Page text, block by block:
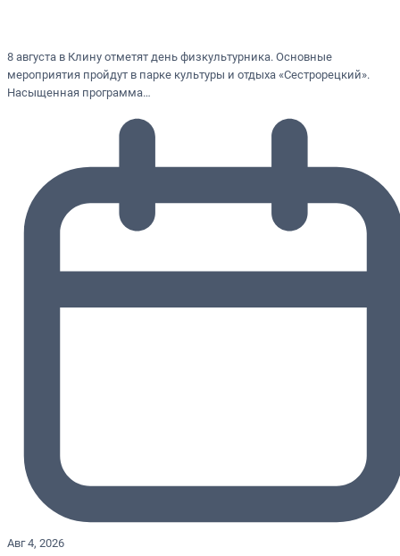
8 августа в Клину отметят день физкультурника. Основные
мероприятия пройдут в парке культуры и отдыха «Сестрорецкий».
Насыщенная программа…
Авг 4, 2026